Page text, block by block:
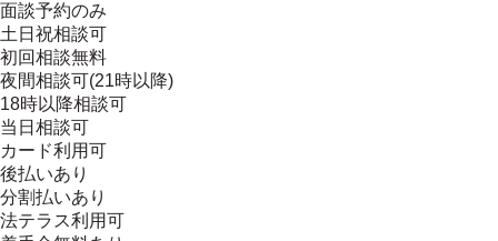
面談予約のみ
土日祝相談可
初回相談無料
夜間相談可(21時以降)
18時以降相談可
当日相談可
カード利用可
後払いあり
分割払いあり
法テラス利用可